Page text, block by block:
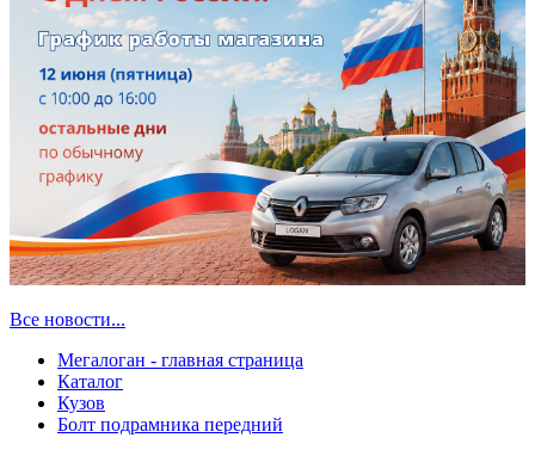
Все новости...
Мегалоган - главная страница
Каталог
Кузов
Болт подрамника передний